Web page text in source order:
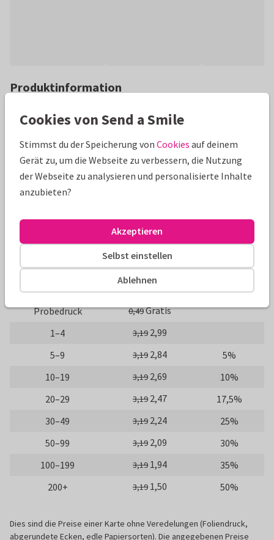
Produktinformation
geeignet als Einladung zur
Housewarming/Einweihungsfeier.
Alle Karten können nach Wunsch angepasst werden.
15 x 21 cm
Anzahl
Probedruck 0,49Gratis
1–4
3,19 2,99
5–9
3,19 2,84
5%
10–19
3,19 2,69
10%
20–29
3,19 2,47
17,5%
30–49
3,19 2,24
25%
50–99
3,19 2,09
30%
100–199
3,19 1,94
35%
200+
3,19 1,50 50%
Dies sind die Preise einer Karte ohne Veredelungen (Foliendruck,
abgerundete Ecken, edle Papiersorten). Die angegebenen Preise
Cookies von Send a Smile
Stimmst du der Speicherung von Cookies auf deinem
Gerät zu, um die Webseite zu verbessern, die Nutzung
der Webseite zu analysieren und personalisierte Inhalte
anzubieten?
Ablehnen
Selbst einstellen
Akzeptieren